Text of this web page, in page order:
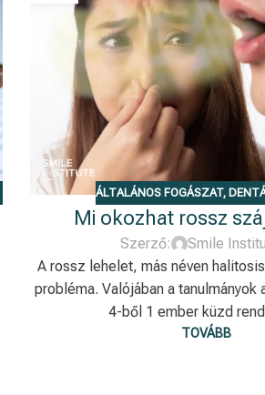
ÁLTALÁNOS FOGÁSZAT,
Mi okozhat rossz
Szerző:
Smile
A rossz lehelet, más néven
probléma. Valójában a tanulmányok
4-ből 1 ember küzd
TOVÁBB